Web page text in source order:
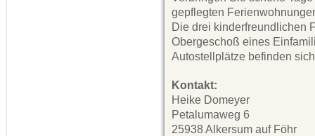
gepflegten
Die drei kinderfreundlichen
Obergeschoß eines
Autostellplätze befinden
Kontakt:
Heike Domeyer
Petalumaweg 6
25938 Alkersum auf Föhr